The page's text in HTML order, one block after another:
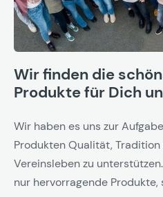
Wir finden die
Produkte für Dich
Wir haben es uns zur
Produkten Qualität,
Vereinsleben zu
nur hervorragende